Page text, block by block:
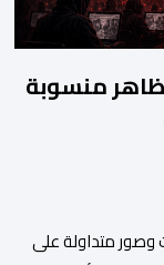
منسوبة
وصور متداولة على